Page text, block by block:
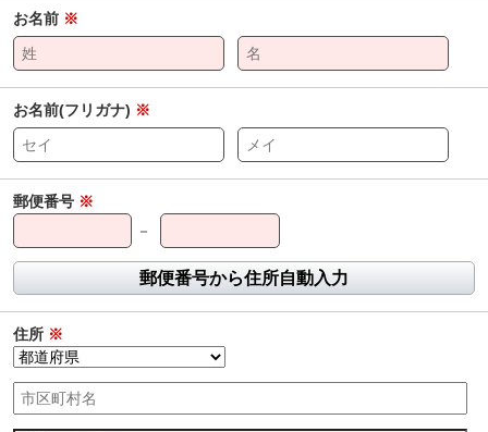
お名前 ※
お名前(フリガナ) ※
郵便番号 ※
－
郵便番号から住所自動入力
住所 ※